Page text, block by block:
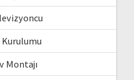
Kurulumu
Montajı